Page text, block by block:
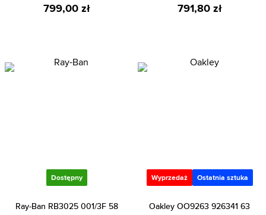
799,00 zł 791,80 zł
Dostępny
Ray-Ban RB3025 001/3F 58
Wyprzedaż Ostatnia sztuka
Oakley OO9263 926341 63